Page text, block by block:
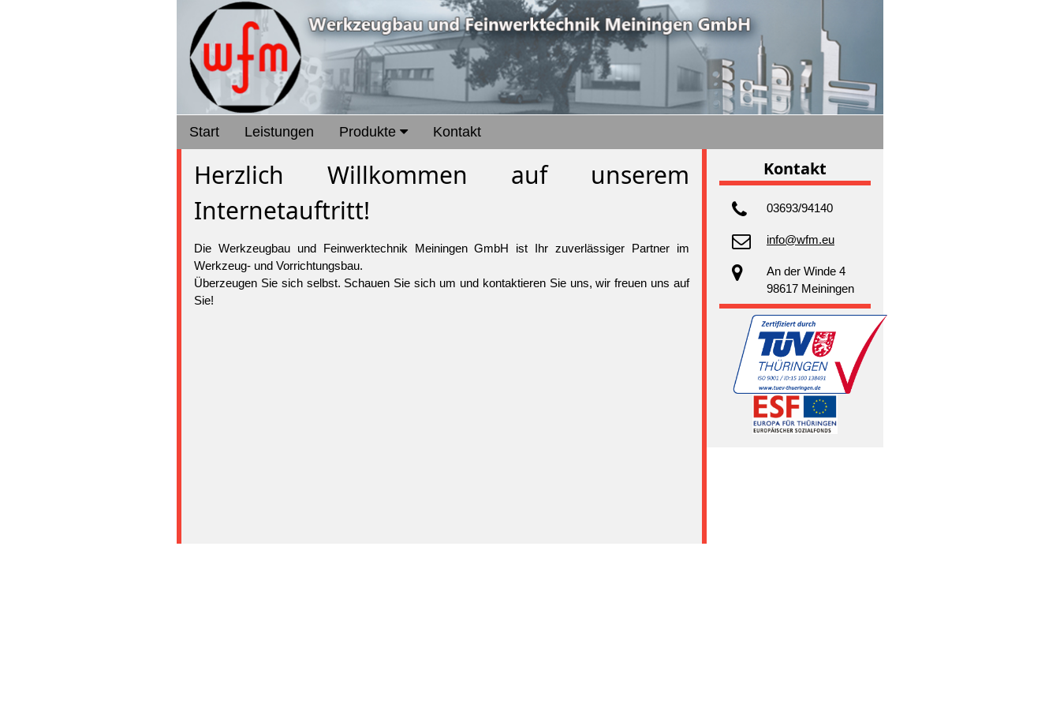
Start Leistungen Produkte Kontakt
Herzlich Willkommen auf unserem
Internetauftritt!
Die Werkzeugbau und Feinwerktechnik Meiningen GmbH ist Ihr zuverlässiger Partner im
Werkzeug- und Vorrichtungsbau.
Überzeugen Sie sich selbst. Schauen Sie sich um und kontaktieren Sie uns, wir freuen uns auf
Sie!
Kontakt
03693/94140
info@wfm.eu
An der Winde 4
98617 Meiningen